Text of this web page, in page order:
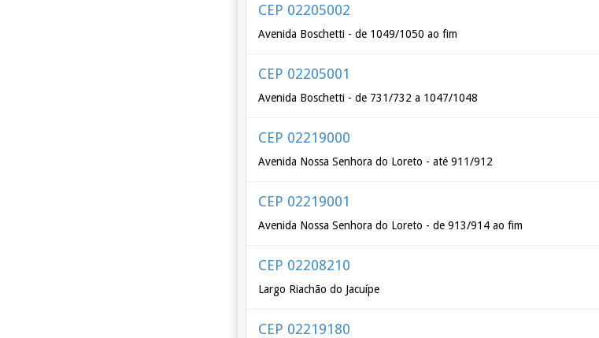
CEP 02205002
Avenida Boschetti - de 1049/1050 ao fim
CEP 02205001
Avenida Boschetti - de 731/732 a 1047/1048
CEP 02219000
Avenida Nossa Senhora do Loreto - até 911/912
CEP 02219001
Avenida Nossa Senhora do Loreto - de 913/914 ao fim
CEP 02208210
Largo Riachão do Jacuípe
CEP 02219180